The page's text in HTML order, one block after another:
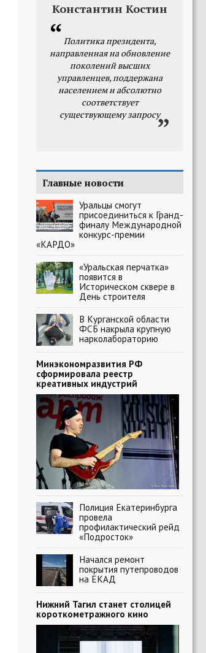
Константин Костин
Политика президента,
направленная на обновление
поколений высших
управленцев, поддержана
населением и абсолютно
соответствует
существующему запросу
Главные новости
Уральцы смогут
присоединиться к Гранд-
финалу Международной
конкурс-премии
«КАРДО»
«Уральская перчатка»
появится в
Историческом сквере в
День строителя
В Курганской области
ФСБ накрыла крупную
нарколабораторию
Минэкономразвития РФ
сформировала реестр
креативных индустрий
Полиция Екатеринбурга
провела
профилактический рейд
«Подросток»
Начался ремонт
покрытия путепроводов
на ЕКАД
Нижний Тагил станет столицей
короткометражного кино